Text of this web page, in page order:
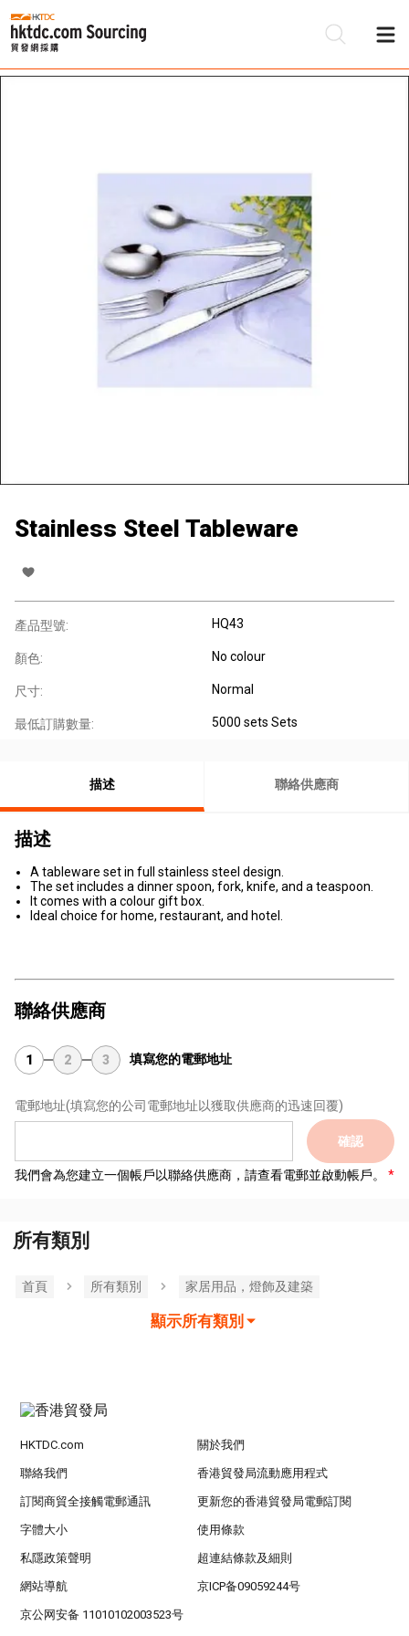
Stainless Steel Tableware
產品型號: HQ43
顏色: No colour
尺寸: Normal
最低訂購數量: 5000 sets Sets
描述 聯絡供應商
描述
A tableware set in full stainless steel design.
The set includes a dinner spoon, fork, knife, and a teaspoon.
It comes with a colour gift box.
Ideal choice for home, restaurant, and hotel.
聯絡供應商
1 2 3 填寫您的電郵地址
電郵地址(填寫您的公司電郵地址以獲取供應商的迅速回覆)
確認
我們會為您建立一個帳戶以聯絡供應商，請查看電郵並啟動帳戶。
所有類別
首頁 所有類別 家居用品，燈飾及建築
顯示所有類別
HKTDC.com 關於我們
聯絡我們 香港貿發局流動應用程式
訂閱商貿全接觸電郵通訊 更新您的香港貿發局電郵訂閱
字體大小 使用條款
私隱政策聲明 超連結條款及細則
網站導航 京ICP备09059244号
京公网安备 11010102003523号